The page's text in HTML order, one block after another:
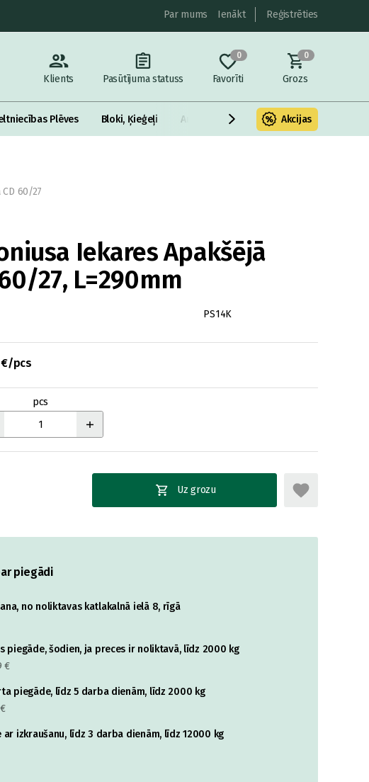
Par mums Ienākt Reģistrēties
Klients
Pasūtījuma statuss
0
Favorīti
0
Grozs
Plēves Bloki, Ķieģeļi Armatūra un metāls Fasādes
Akcijas
60/27
Iekares Apakšējā
27, L=290mm
PS14K
€/pcs
pcs
Uz grozu
piegādi
no noliktavas katlakalnā ielā 8, rīgā
piegāde, šodien, ja preces ir noliktavā, līdz 2000 kg
€
piegāde, līdz 5 darba dienām, līdz 2000 kg
ar izkraušanu, līdz 3 darba dienām, līdz 12000 kg